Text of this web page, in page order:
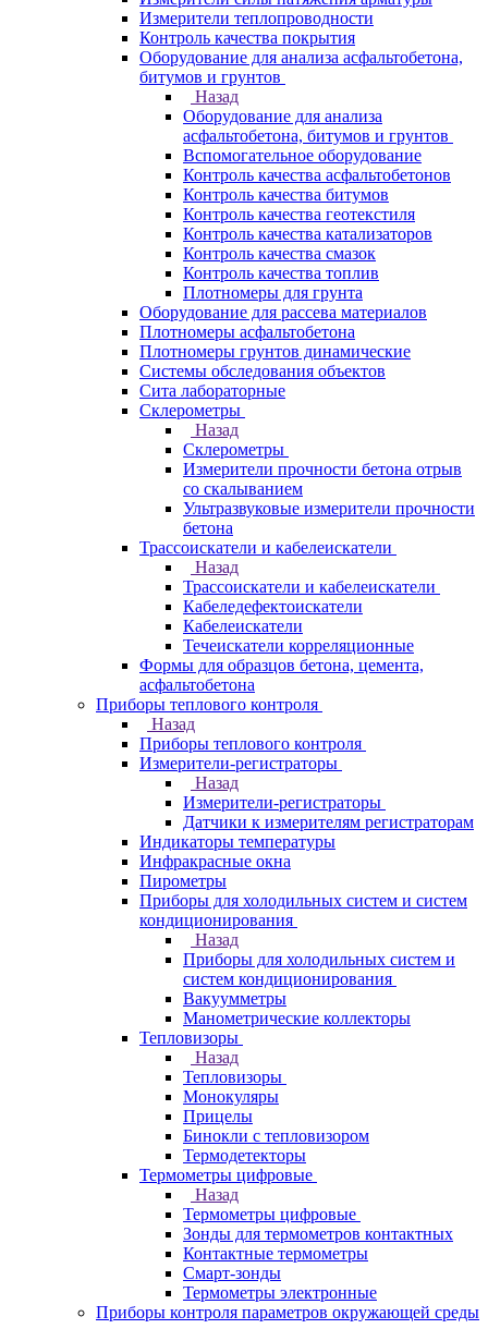
Измерители теплопроводности
Контроль качества покрытия
Оборудование для анализа асфальтобетона,
битумов и грунтов
Назад
Оборудование для анализа
асфальтобетона, битумов и грунтов
Вспомогательное оборудование
Контроль качества асфальтобетонов
Контроль качества битумов
Контроль качества геотекстиля
Контроль качества катализаторов
Контроль качества смазок
Контроль качества топлив
Плотномеры для грунта
Оборудование для рассева материалов
Плотномеры асфальтобетона
Плотномеры грунтов динамические
Системы обследования объектов
Сита лабораторные
Склерометры
Назад
Склерометры
Измерители прочности бетона отрыв
со скалыванием
Ультразвуковые измерители прочности
бетона
Трассоискатели и кабелеискатели
Назад
Трассоискатели и кабелеискатели
Кабеледефектоискатели
Кабелеискатели
Течеискатели корреляционные
Формы для образцов бетона, цемента,
асфальтобетона
Приборы теплового контроля
Назад
Приборы теплового контроля
Измерители-регистраторы
Назад
Измерители-регистраторы
Датчики к измерителям регистраторам
Индикаторы температуры
Инфракрасные окна
Пирометры
Приборы для холодильных систем и систем
кондиционирования
Назад
Приборы для холодильных систем и
систем кондиционирования
Вакуумметры
Манометрические коллекторы
Тепловизоры
Назад
Тепловизоры
Монокуляры
Прицелы
Бинокли с тепловизором
Термодетекторы
Термометры цифровые
Назад
Термометры цифровые
Зонды для термометров контактных
Контактные термометры
Смарт-зонды
Термометры электронные
Приборы контроля параметров окружающей среды